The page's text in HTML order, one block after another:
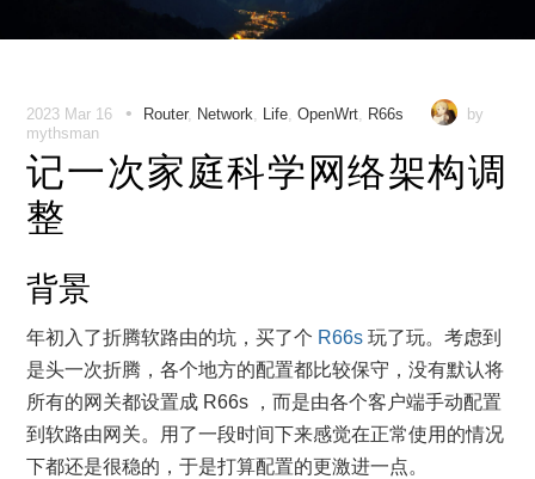
2023 Mar 16 • Router, Network Life, OpenWrt, R66s
by
mythsman
记一次家庭科学网络架构调
整
背景
年初入了折腾软路由的坑，买了个 R66s 玩了玩。考虑到
是头一次折腾，各个地方的配置都比较保守，没有默认将
所有的网关都设置成 R66s ，而是由各个客户端手动配置
到软路由网关。用了一段时间下来感觉在正常使用的情况
下都还是很稳的，于是打算配置的更激进一点。